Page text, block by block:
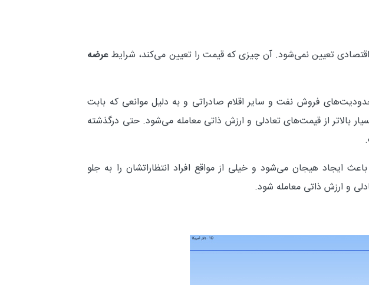
تعیین نمی‌شود. آن چیزی که قیمت را تعیین می‌کند، شرایطعرضه
فروش نفت و سایر اقلام صادراتی و به دلیل موانعی که بابت
بالاتر از قیمت‌های تعادلی و ارزش ذاتی معامله می‌شود. حتی درگذشته
ایجاد هیجان می‌شود و خیلی از مواقع افراد انتظاراتشان را به جلو
و ارزش ذاتی معامله شود.